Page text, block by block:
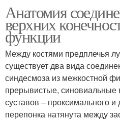
Анатомия
верхних
функции
Между костями предплечья
существует два вида
синдесмоза из межкостной
прерывистые, синовиальные
суставов – проксимального
перепонка натянута между